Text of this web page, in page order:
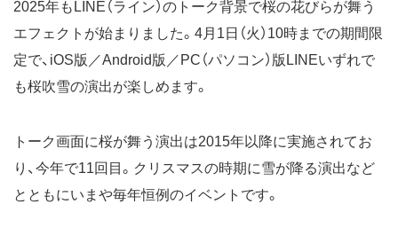
2025年もLINE（ライン）のトーク背景で桜の花びらが舞う
エフェクトが始まりました。4月1日（火）10時までの期間限
定で、iOS版／Android版／PC（パソコン）版LINEいずれで
も桜吹雪の演出が楽しめます。
トーク画面に桜が舞う演出は2015年以降に実施されてお
り、今年で11回目。クリスマスの時期に雪が降る演出など
とともにいまや毎年恒例のイベントです。